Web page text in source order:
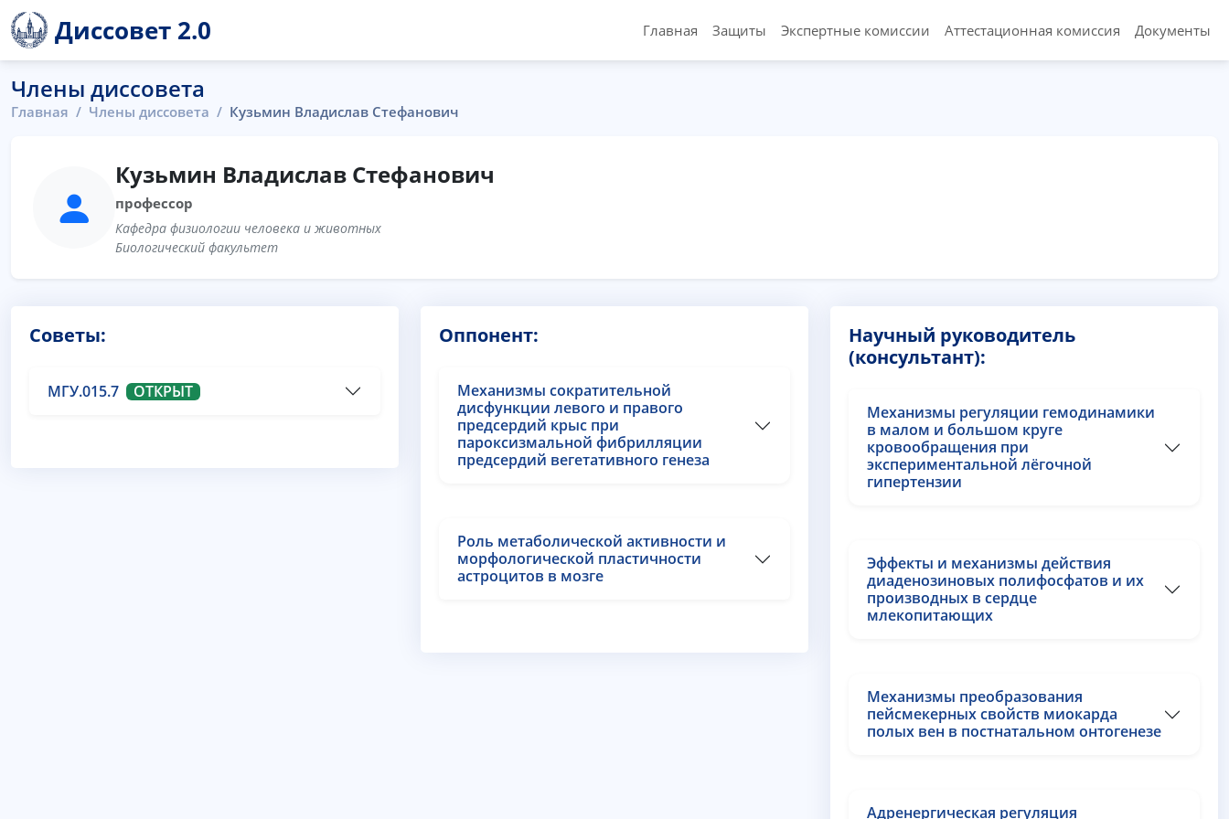
Диссовет 2.0 Главная Защиты Экспертные комиссии Аттестационная комиссия Документы
Члены диссовета
Главная Члены диссовета Кузьмин Владислав Стефанович
Кузьмин Владислав Стефанович
профессор
Кафедра физиологии человека и животных
Биологический факультет
Советы:
МГУ.015.7 ОТКРЫТ
Оппонент:
Механизмы сократительной
дисфункции левого и правого
предсердий крыс при
пароксизмальной фибрилляции
предсердий вегетативного генеза
Роль метаболической активности и
морфологической пластичности
астроцитов в мозге
Научный руководитель
(консультант):
Механизмы регуляции гемодинамики
в малом и большом круге
кровообращения при
экспериментальной лёгочной
гипертензии
Эффекты и механизмы действия
диаденозиновых полифосфатов и их
производных в сердце
млекопитающих
Механизмы преобразования
пейсмекерных свойств миокарда
полых вен в постнатальном онтогенезе
Адренергическая регуляция